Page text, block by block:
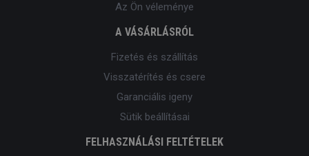
Az Ön véleménye
A VÁSÁRLÁSRÓL
Fizetés és szállítás
Visszatérítés és csere
Garanciális igeny
Sütik beállításai
FELHASZNÁLÁSI FELTÉTELEK